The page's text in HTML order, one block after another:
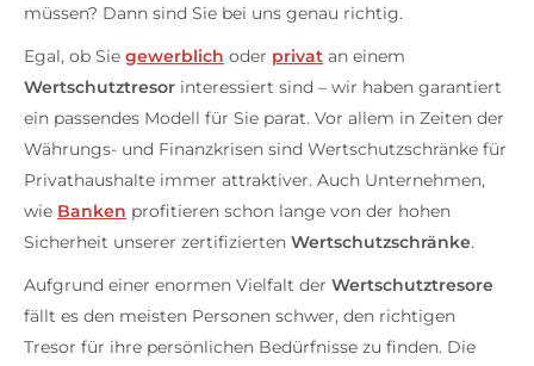
müssen? Dann sind Sie bei uns genau richtig.
Egal, ob Sie gewerblich oder privat an einem
Wertschutztresor interessiert sind – wir haben garantiert
ein passendes Modell für Sie parat. Vor allem in Zeiten der
Währungs- und Finanzkrisen sind Wertschutzschränke für
Privathaushalte immer attraktiver. Auch Unternehmen,
wie Banken profitieren schon lange von der hohen
Sicherheit unserer zertifizierten Wertschutzschränke.
Aufgrund einer enormen Vielfalt der Wertschutztresore
fällt es den meisten Personen schwer, den richtigen
Tresor für ihre persönlichen Bedürfnisse zu finden. Die